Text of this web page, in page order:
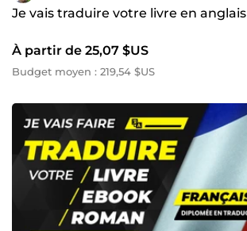
Je vais traduire votre livre en anglais
À partir de 25,07 $US
Budget moyen : 219,54 $US